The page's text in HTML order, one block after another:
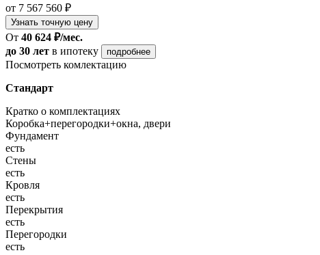
от 7 567 560 ₽
Узнать точную цену
От 40 624 ₽/мес.
до 30 лет в ипотеку подробнее
Посмотреть комлектацию
Стандарт
Кратко о комплектациях
Коробка+перегородки+окна, двери
Фундамент
есть
Стены
есть
Кровля
есть
Перекрытия
есть
Перегородки
есть